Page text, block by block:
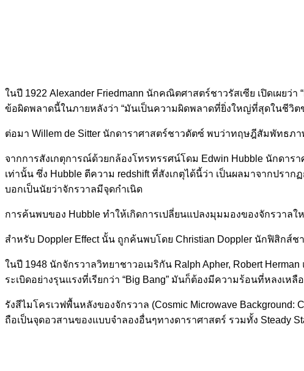
ในปี 1922 Alexander Friedmann นักคณิตศาสตร์ชาวรัสเซีย เปิดเผย
ข้อผิดพลาดนี้ในภายหลังว่า “มันเป็นความผิดพลาดที่ยิ่งใหญ่ที่สุดในชีวิต
ต่อมา Willem de Sitter นักดาราศาสตร์ชาวดัตซ์ พบว่าทฤษฎีสัมพัทธภ
จากการสังเกตุการณ์ด้วยกล้องโทรทรรศน์โดม Edwin Hubble นักดาร
เท่านั้น ซึ่ง Hubble ตีความ redshift ที่สังเกตุได้นี้ว่า เป็นผลมาจากปรา
บอกเป็นนัยว่าจักรวาลมีจุดกำเนิด
การค้นพบของ Hubble ทำให้เกิดการเปลี่ยนแปลงมุมมองของจักรวา
สำหรับ Doppler Effect นั้น ถูกค้นพบโดย Christian Doppler นักฟิสิกส์ช
ในปี 1948 นักจักรวาลวิทยาชาวอเมริกัน Ralph Apher, Robert
ระเบิดอย่างรุนแรงที่เรียกว่า “Big Bang” มันก็ต้องมีความร้อนที่หลงเ
รังสีไมโครเวฟพื้นหลังของจักรวาล (Cosmic Microwave
ถือเป็นจุดอวสานของแบบจำลองอื่นๆทางดาราศาสตร์ รวมทั้ง Steady